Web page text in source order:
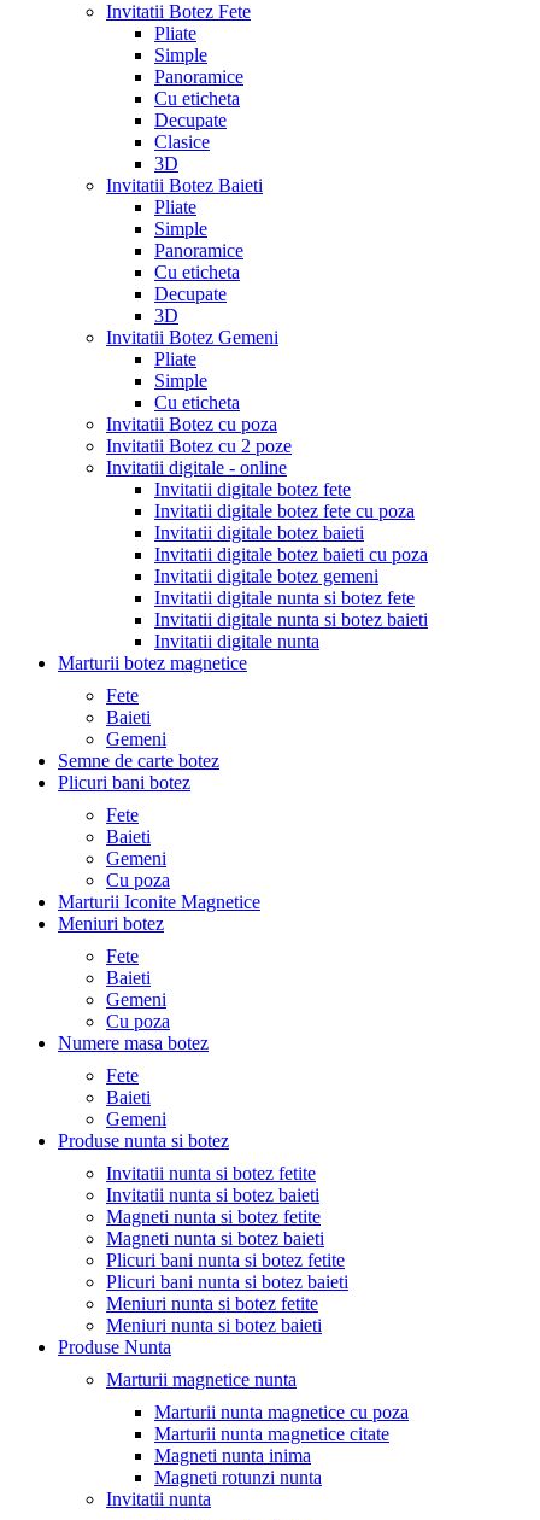
Invitatii Botez Fete
Pliate
Simple
Panoramice
Cu eticheta
Decupate
Clasice
3D
Invitatii Botez Baieti
Pliate
Simple
Panoramice
Cu eticheta
Decupate
3D
Invitatii Botez Gemeni
Pliate
Simple
Cu eticheta
Invitatii Botez cu poza
Invitatii Botez cu 2 poze
Invitatii digitale - online
Invitatii digitale botez fete
Invitatii digitale botez fete cu poza
Invitatii digitale botez baieti
Invitatii digitale botez baieti cu poza
Invitatii digitale botez gemeni
Invitatii digitale nunta si botez fete
Invitatii digitale nunta si botez baieti
Invitatii digitale nunta
Marturii botez magnetice
Fete
Baieti
Gemeni
Semne de carte botez
Plicuri bani botez
Fete
Baieti
Gemeni
Cu poza
Marturii Iconite Magnetice
Meniuri botez
Fete
Baieti
Gemeni
Cu poza
Numere masa botez
Fete
Baieti
Gemeni
Produse nunta si botez
Invitatii nunta si botez fetite
Invitatii nunta si botez baieti
Magneti nunta si botez fetite
Magneti nunta si botez baieti
Plicuri bani nunta si botez fetite
Plicuri bani nunta si botez baieti
Meniuri nunta si botez fetite
Meniuri nunta si botez baieti
Produse Nunta
Marturii magnetice nunta
Marturii nunta magnetice cu poza
Marturii nunta magnetice citate
Magneti nunta inima
Magneti rotunzi nunta
Invitatii nunta